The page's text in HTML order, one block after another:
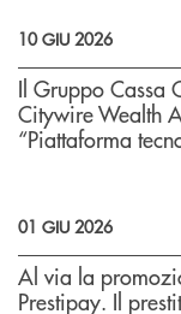
10 GIU 2026
Il Gruppo Cassa
Citywire Wealth
“Piattaforma
01 GIU 2026
Al via la
Prestipay. Il